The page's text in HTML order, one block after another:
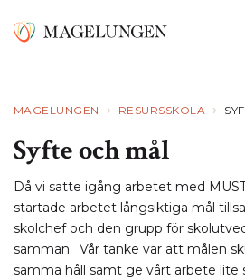
MAGELUNGEN › RESURSSKOLA ›
Syfte och mål
Då vi satte igång arbetet med
startade arbetet långsiktiga mål
skolchef och den grupp för
samman. Vår tanke var att målen
samma håll samt ge vårt arbete lite